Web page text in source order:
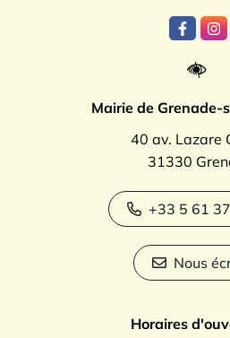
Lien
Mairie de Grenade-
40 av. Lazare
31330
+33 5 61
Nous
Horaires